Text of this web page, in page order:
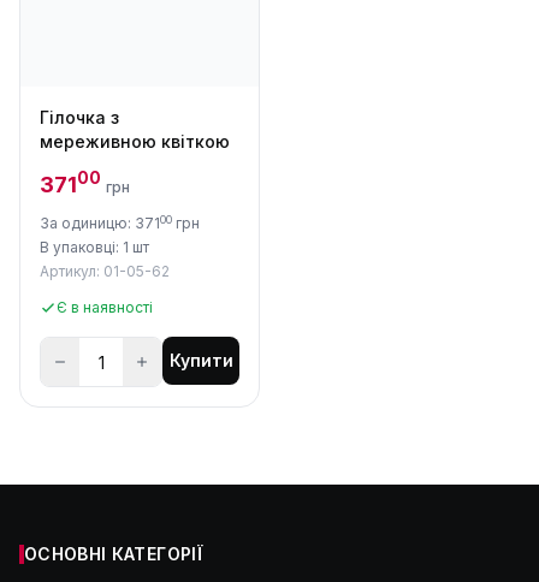
Гілочка з
мереживною квіткою
37100 грн
За одиницю: 37100 грн
В упаковці: 1 шт
Артикул: 01-05-62
Є в наявності
Купити
ОСНОВНІ КАТЕГОРІЇ